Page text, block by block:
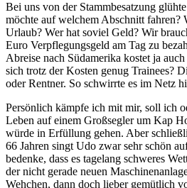
Bei uns von der Stammbesatzung
möchte auf welchem Abschnitt fahren?
Urlaub? Wer hat soviel Geld? Wir
Euro Verpflegungsgeld am Tag zu
Abreise nach Südamerika kostet ja
sich trotz der Kosten genug Trainees?
oder Rentner. So schwirrte es im Netz
Persönlich kämpfe ich mit mir, soll ich
Leben auf einem Großsegler um Kap
würde in Erfüllung gehen. Aber
66 Jahren singt Udo zwar sehr schön
bedenke, dass es tagelang schweres
der nicht gerade neuen
Wehchen, dann doch lieber gemütlich